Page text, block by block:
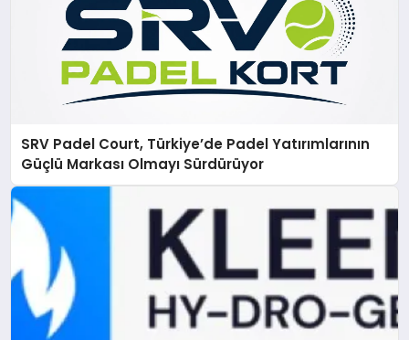
SRV Padel Court, Türkiye’de Padel Yatırımlarının
Güçlü Markası Olmayı Sürdürüyor